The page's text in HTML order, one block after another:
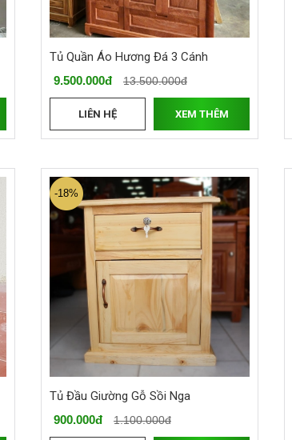
Tủ Quần Áo Hương Đá 3 Cánh
9.500.000đ 13.500.000đ
LIÊN HỆ XEM THÊM
Tủ Đầu Giường Gỗ Sồi Nga
900.000đ 1.100.000đ
-18%